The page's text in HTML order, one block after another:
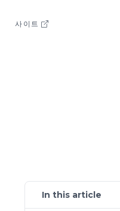
사이트
In this article